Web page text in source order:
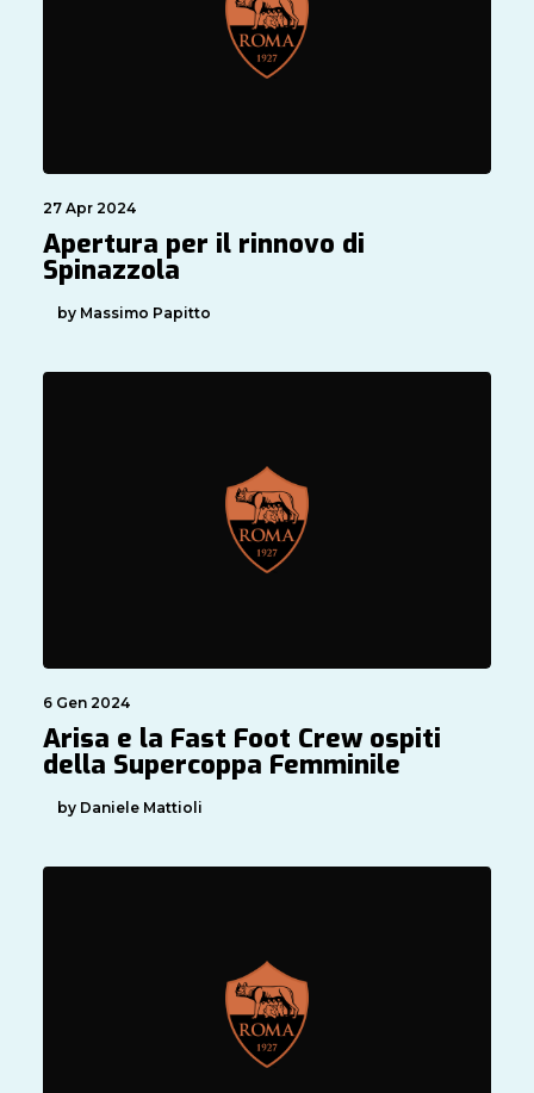
27 Apr 2024
Apertura per il rinnovo di
Spinazzola
by Massimo Papitto
6 Gen 2024
Arisa e la Fast Foot Crew ospiti
della Supercoppa Femminile
by Daniele Mattioli